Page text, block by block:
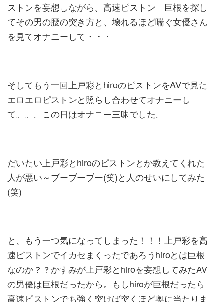
ストンを妄想しながら、高速ピストン 巨根を探し
てその男の腰の突き方と、壊れるほど喘ぐ女優さん
を見てオナニーして・・・
そしてもう一回上戸彩とhiroのピストンをAVで見た
エロエロピストンと照らし合わせてオナニーし
て。。。この日はオナニー三昧でした。
だいたい上戸彩とhiroのピストンとか教えてくれた
人が悪い～ブーブーブー(笑)と人のせいにしてみた
(笑)
と、もう一つ気になってしまった！！！上戸彩を高
速ピストンでイカセまくったであろうhiroとは巨根
なのか？？かすみが上戸彩とhiroを妄想してみたAV
の男優は巨根だったから。もしhiroが巨根だったら
高速ピストンでも強く突けば突くほど奥に当たりま